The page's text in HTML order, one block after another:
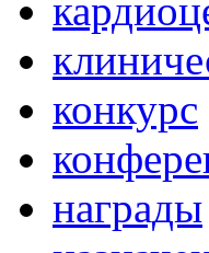
конкурс
награды